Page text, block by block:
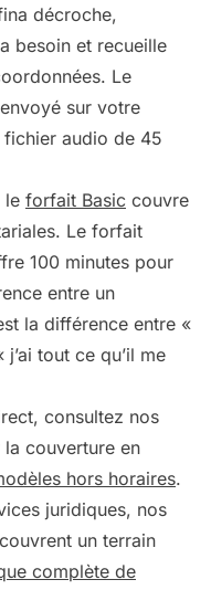
décroche,
besoin et recueille
Le
sur votre
audio de 45
le forfait Basic couvre
Le forfait
100 minutes pour
entre un
la différence entre «
j’ai tout ce qu’il me
consultez nos
la couverture en
hors horaires.
juridiques, nos
couvrent un terrain
complète de